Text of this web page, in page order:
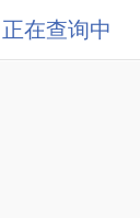
正在查询中